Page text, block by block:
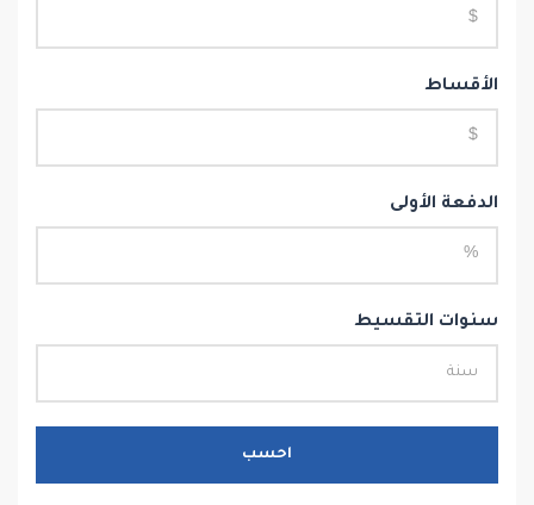
الأقساط
الدفعة الأولى
سنوات التقسيط
احسب